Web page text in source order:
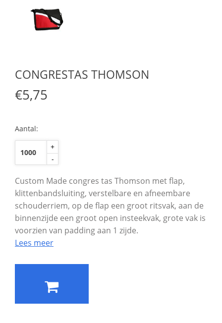
CONGRESTAS THOMSON
€5,75
Aantal:
+
-
Custom Made congres tas Thomson met flap,
klittenbandsluiting, verstelbare en afneembare
schouderriem, op de flap een groot ritsvak, aan de
binnenzijde een groot open insteekvak, grote vak is
voorzien van padding aan 1 zijde.
Lees meer